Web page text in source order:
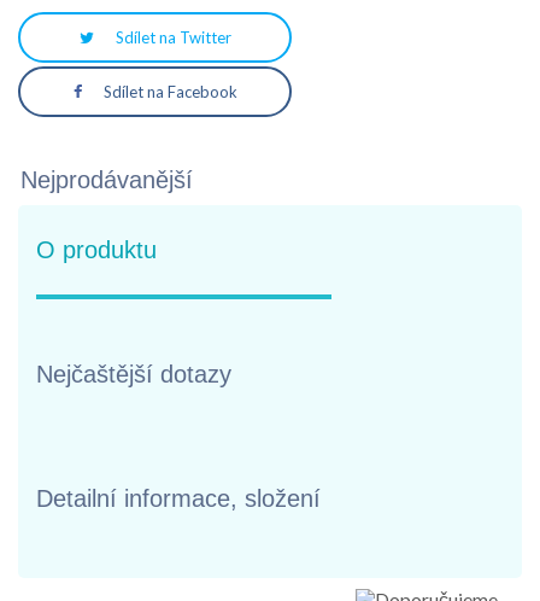
Sdílet na Twitter
Sdílet na Facebook
Nejprodávanější
O produktu
Nejčaštější dotazy
Detailní informace, složení